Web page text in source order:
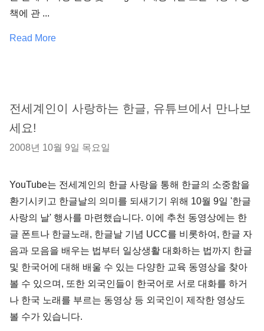
책에 관 ...
Read More
전세계인이 사랑하는 한글, 유튜브에서 만나보
세요!
2008년 10월 9일 목요일
YouTube는 전세계인의 한글 사랑을 통해 한글의 소중함을
환기시키고 한글날의 의미를 되새기기 위해 10월 9일 '한글
사랑의 날' 행사를 마련했습니다. 이에 추천 동영상에는 한
글 폰트나 한글노래, 한글날 기념 UCC를 비롯하여, 한글 자
음과 모음을 배우는 법부터 일상생활 대화하는 법까지 한글
및 한국어에 대해 배울 수 있는 다양한 교육 동영상을 찾아
볼 수 있으며, 또한 외국인들이 한국어로 서로 대화를 하거
나 한국 노래를 부르는 동영상 등 외국인이 제작한 영상도
볼 수가 있습니다.